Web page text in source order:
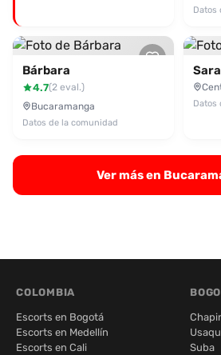
Datos
Bárbara
4.7(2 eval.)
Bucaramanga
Datos de la comunidad
Sara
Datos
Ver más en
COLOMBIA
Escorts en Bogotá
Escorts en Medellín
Escorts en Cali
Suba